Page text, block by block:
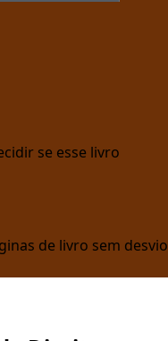
se esse livro
de livro sem desvio